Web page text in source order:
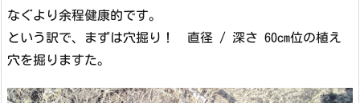
なぐより余程健康的です。
という訳で、まずは穴掘り！ 直径 / 深さ 60cm位の植え
穴を掘りますた。